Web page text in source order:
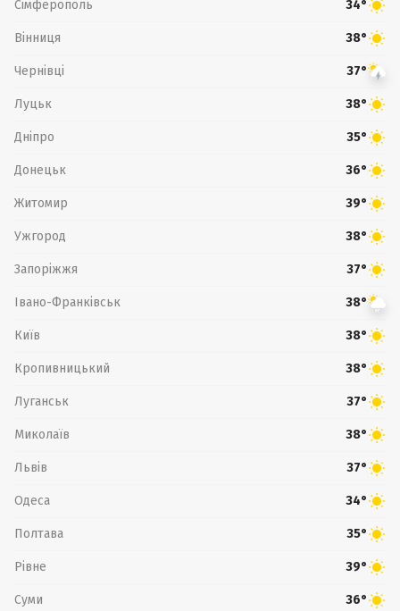
Сімферополь 34°
Вінниця 38°
Чернівці 37°
Луцьк 38°
Дніпро 35°
Донецьк 36°
Житомир 39°
Ужгород 38°
Запоріжжя 37°
Івано-Франківськ 38°
Київ 38°
Кропивницький 38°
Луганськ 37°
Миколаїв 38°
Львів 37°
Одеса 34°
Полтава 35°
Рівне 39°
Суми 36°